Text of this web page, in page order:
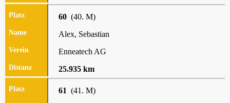
60 (40. M)
Alex, Sebastian
Enneatech AG
25.935 km
61 (41. M)